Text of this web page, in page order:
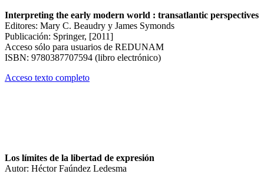
Interpreting the early modern world : transatlantic perspectives
Editores: Mary C. Beaudry y James Symonds
Publicación: Springer, [2011]
Acceso sólo para usuarios de REDUNAM
ISBN: 9780387707594 (libro electrónico)
Acceso texto completo
Los límites de la libertad de expresión
Autor: Héctor Faúndez Ledesma